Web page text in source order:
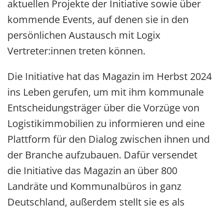
aktuellen Projekte der Initiative sowie über
kommende Events, auf denen sie in den
persönlichen Austausch mit Logix
Vertreter:innen treten können.
Die Initiative hat das Magazin im Herbst 2024
ins Leben gerufen, um mit ihm kommunale
Entscheidungsträger über die Vorzüge von
Logistikimmobilien zu informieren und eine
Plattform für den Dialog zwischen ihnen und
der Branche aufzubauen. Dafür versendet
die Initiative das Magazin an über 800
Landräte und Kommunalbüros in ganz
Deutschland, außerdem stellt sie es als